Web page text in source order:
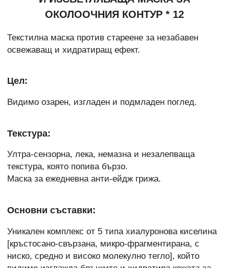
ОКОЛООЧНИЯ КОНТУР * 12
Текстилна маска против стареене за незабавен
освежаващ и хидратиращ ефект.
Цел:
Видимо озарен, изгладен и подмладен поглед.
Текстура:
Ултра-сензорна, лека, немазна и незалепваща
текстура, която попива бързо.
Маска за ежедневна анти-ейдж грижа.
Основни съставки:
Уникален комплекс от 5 типа хиалуронова киселина
[кръстосано-свързана, микро-фрагментирана, с
ниско, средно и високо молекулно тегло], който